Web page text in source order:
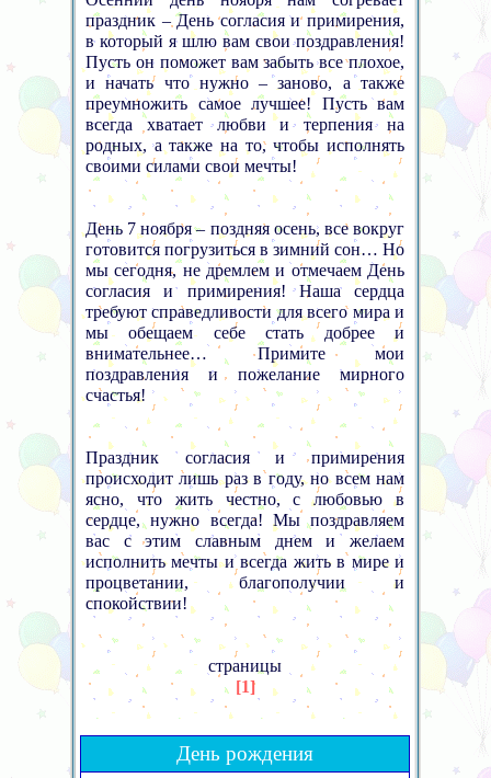
праздник – День согласия и примирения,
в который я шлю вам свои поздравления!
Пусть он поможет вам забыть все плохое,
и начать что нужно – заново, а также
преумножить самое лучшее! Пусть вам
всегда хватает любви и терпения на
родных, а также на то, чтобы исполнять
своими силами свои мечты!
День 7 ноября – поздняя осень, все вокруг
готовится погрузиться в зимний сон… Но
мы сегодня, не дремлем и отмечаем День
согласия и примирения! Наша сердца
требуют справедливости для всего мира и
мы обещаем себе стать добрее и
внимательнее… Примите мои
поздравления и пожелание мирного
счастья!
Праздник согласия и примирения
происходит лишь раз в году, но всем нам
ясно, что жить честно, с любовью в
сердце, нужно всегда! Мы поздравляем
вас с этим славным днем и желаем
исполнить мечты и всегда жить в мире и
процветании, благополучии и
спокойствии!
страницы
[1]
День рождения